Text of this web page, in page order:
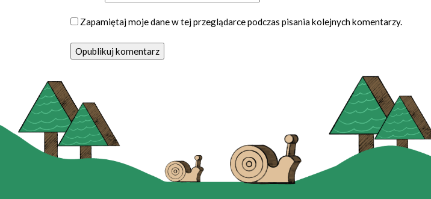
Zapamiętaj moje dane w tej przeglądarce podczas pisania kolejnych komentarzy.